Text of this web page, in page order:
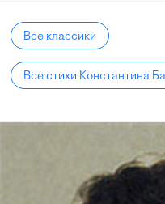
Все классики
Все стихи Константина